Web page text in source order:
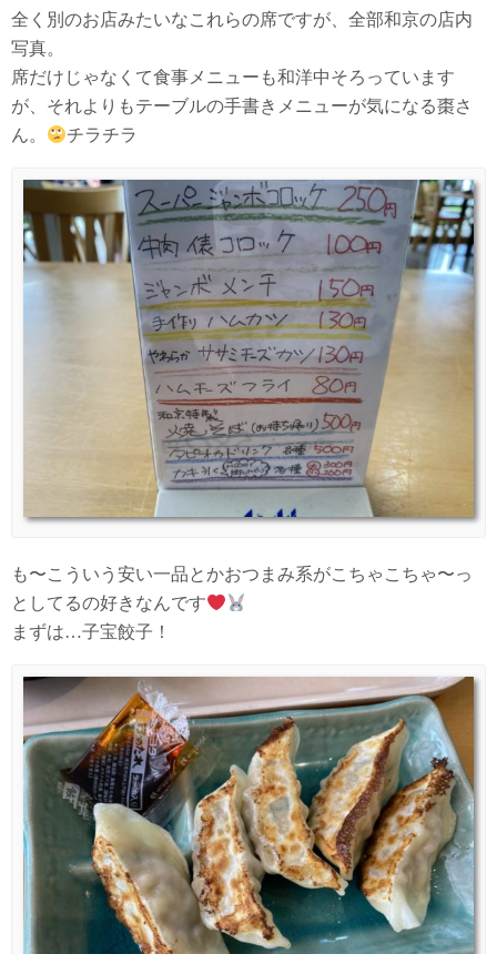
全く別のお店みたいなこれらの席ですが、全部和京の店内
写真。
席だけじゃなくて食事メニューも和洋中そろっています
が、それよりもテーブルの手書きメニューが気になる棗さ
ん。
チラチラ
も〜こういう安い一品とかおつまみ系がこちゃこちゃ〜っ
としてるの好きなんです
まずは…子宝餃子！